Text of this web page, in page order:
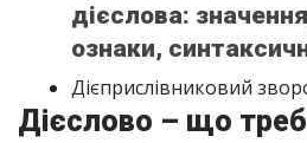
дієслова:
ознаки,
Дієприслівниковий
Дієслово – що